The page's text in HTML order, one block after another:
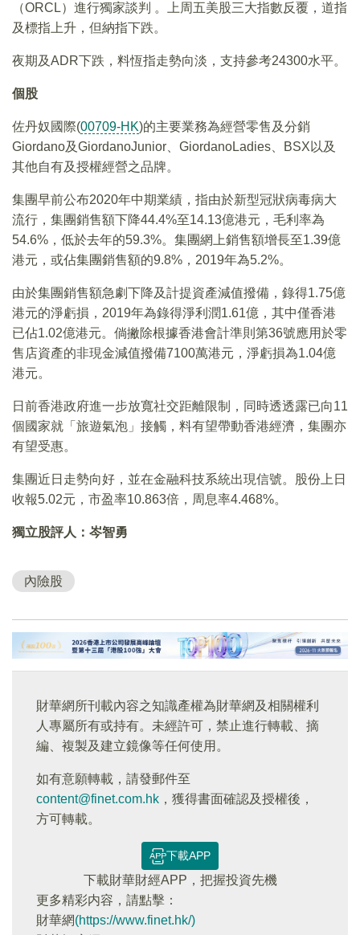
（ORCL）進行獨家談判 。上周五美股三大指數反覆，道指
及標指上升，但納指下跌。
夜期及ADR下跌，料恆指走勢向淡，支持參考24300水平。
個股
佐丹奴國際(00709-HK)的主要業務為經營零售及分銷
Giordano及GiordanoJunior、GiordanoLadies、BSX以及
其他自有及授權經營之品牌。
集團早前公布2020年中期業績，指由於新型冠狀病毒病大
流行，集團銷售額下降44.4%至14.13億港元，毛利率為
54.6%，低於去年的59.3%。集團網上銷售額增長至1.39億
港元，或佔集團銷售額的9.8%，2019年為5.2%。
由於集團銷售額急劇下降及計提資產減值撥備，錄得1.75億
港元的淨虧損，2019年為錄得淨利潤1.61億，其中僅香港
已佔1.02億港元。倘撇除根據香港會計準則第36號應用於零
售店資產的非現金減值撥備7100萬港元，淨虧損為1.04億
港元。
日前香港政府進一步放寬社交距離限制，同時透透露已向11
個國家就「旅遊氣泡」接觸，料有望帶動香港經濟，集團亦
有望受惠。
集團近日走勢向好，並在金融科技系統出現信號。股份上日
收報5.02元，市盈率10.863倍，周息率4.468%。
獨立股評人：岑智勇
內險股
財華網所刊載內容之知識產權為財華網及相關權利
人專屬所有或持有。未經許可，禁止進行轉載、摘
編、複製及建立鏡像等任何使用。
如有意願轉載，請發郵件至
content@finet.com.hk ，獲得書面確認及授權後，
方可轉載。
下載APP
下載財華財經APP，把握投資先機
更多精彩内容，請點擊：
財華網(https://www.finet.hk/)